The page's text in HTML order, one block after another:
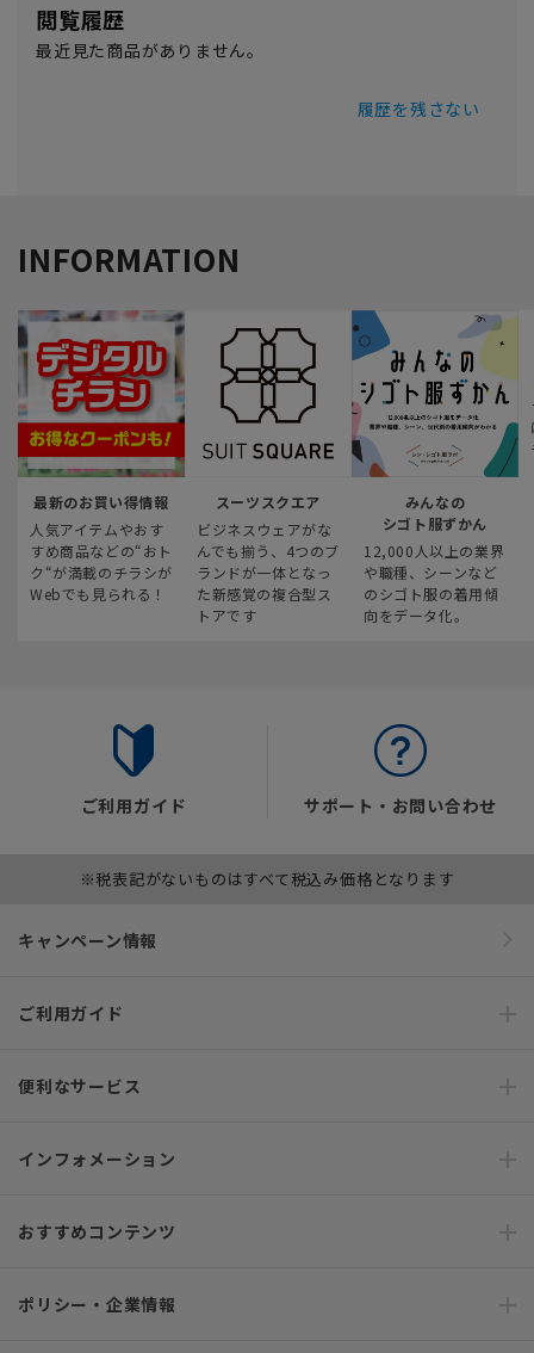
閲覧履歴
最近見た商品がありません。
履歴を残さない
INFORMATION
最新のお買い得情報
人気アイテムやおす
すめ商品などの“おト
ク“が満載のチラシが
Webでも見られる！
スーツスクエア
ビジネスウェアがな
んでも揃う、4つのブ
ランドが一体となっ
た新感覚の複合型ス
トアです
みんなの
シゴト服ずかん
12,000人以上の業界
や職種、シーンなど
のシゴト服の着用傾
向をデータ化。
ご利用ガイド サポート・お問い合わせ
※税表記がないものはすべて税込み価格となります
キャンペーン情報
ご利用ガイド
便利なサービス
インフォメーション
おすすめコンテンツ
ポリシー・企業情報